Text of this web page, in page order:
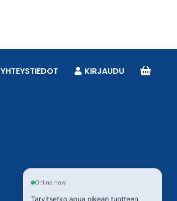
YHTEYSTIEDOT KIRJAUDU
Online now
Tarvitsetko apua oikean tuotteen